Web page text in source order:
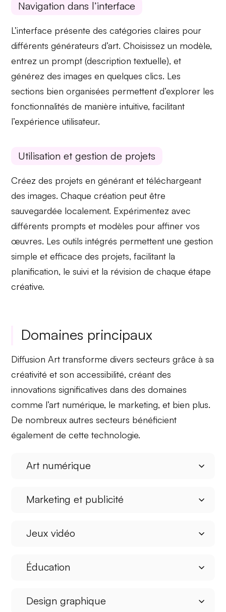
Navigation dans l’interface
L’interface présente des catégories claires pour
différentsgénérateurs d’art. Choisissez un modèle,
entrez un prompt (description textuelle), et
générez des images en quelques clics. Les
sections bien organisées permettent d’explorer les
fonctionnalités de manière intuitive, facilitant
l’expérience utilisateur.
Utilisation et gestion de projets
Créez des projets en générant et téléchargeant
des images. Chaque création peut être
sauvegardée localement. Expérimentez avec
différents prompts et modèles pour affiner vos
œuvres. Les outils intégrés permettent une gestion
simple et efficace des projets, facilitant la
planification, le suivi et la révision de chaque étape
créative.
Domaines principaux
Diffusion Art transforme divers secteurs grâce à sa
créativité et sonaccessibilité, créant des
innovations significatives dans des domaines
comme l’art numérique, le marketing, et bien plus.
De nombreux autres secteurs bénéficient
également de cette technologie.
Art numérique
Marketing et publicité
Jeux vidéo
Éducation
Design graphique